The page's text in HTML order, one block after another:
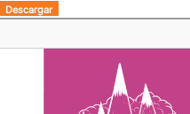
Descargar